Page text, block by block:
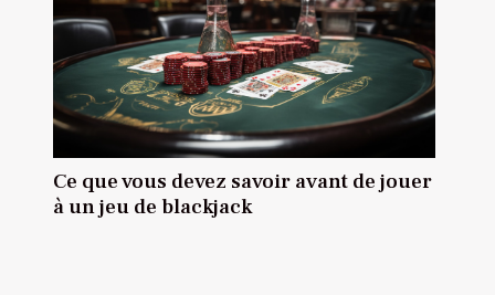
Ce que vous devez savoir avant de jouer
à un jeu de blackjack